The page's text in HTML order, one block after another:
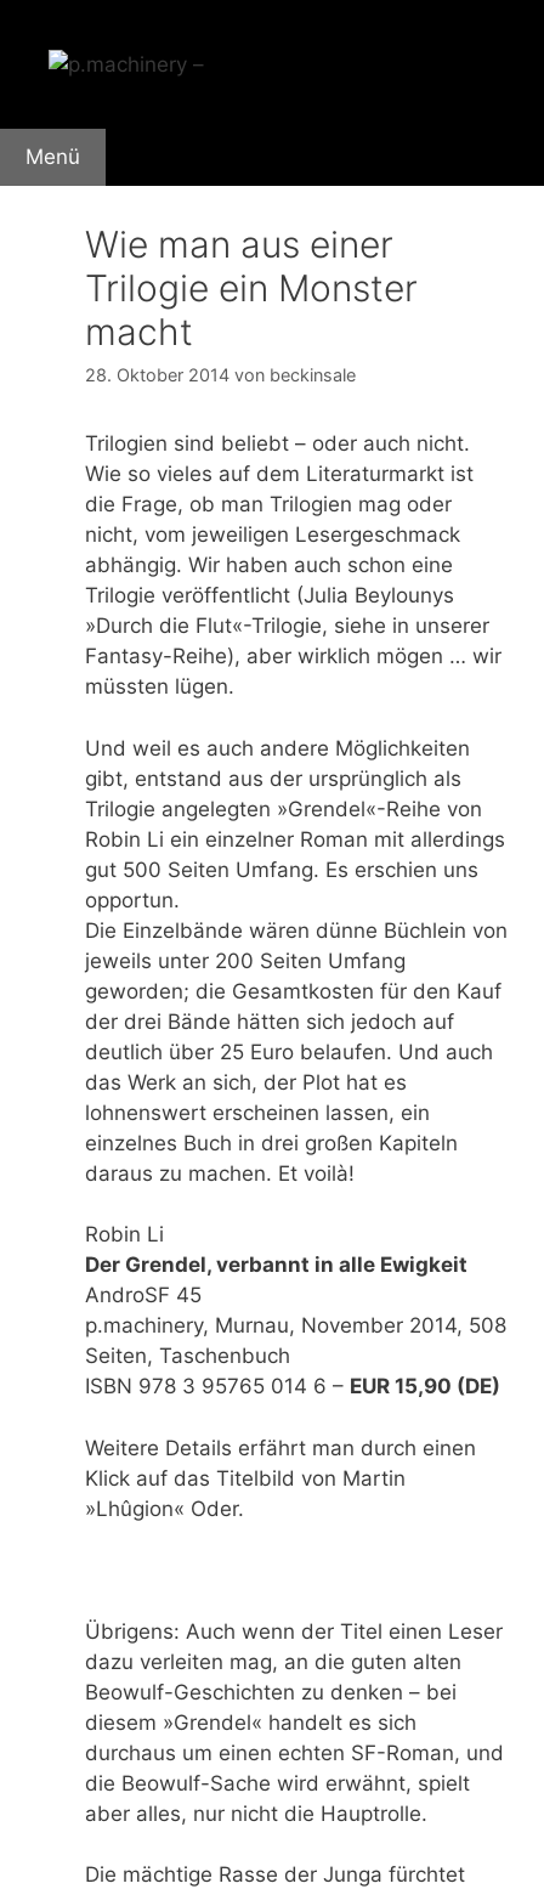
Inhalt
springen
Menü
Wie man aus einer
Trilogie ein Monster
macht
28. Oktober 2014 von beckinsale
Trilogien sind beliebt – oder auch nicht.
Wie so vieles auf dem Literaturmarkt ist
die Frage, ob man Trilogien mag oder
nicht, vom jeweiligen Lesergeschmack
abhängig. Wir haben auch schon eine
Trilogie veröffentlicht (Julia Beylounys
»Durch die Flut«-Trilogie, siehe in unserer
Fantasy-Reihe), aber wirklich mögen … wir
müssten lügen.
Und weil es auch andere Möglichkeiten
gibt, entstand aus der ursprünglich als
Trilogie angelegten »Grendel«-Reihe von
Robin Li ein einzelner Roman mit allerdings
gut 500 Seiten Umfang. Es erschien uns
opportun.
Die Einzelbände wären dünne Büchlein von
jeweils unter 200 Seiten Umfang
geworden; die Gesamtkosten für den Kauf
der drei Bände hätten sich jedoch auf
deutlich über 25 Euro belaufen. Und auch
das Werk an sich, der Plot hat es
lohnenswert erscheinen lassen, ein
einzelnes Buch in drei großen Kapiteln
daraus zu machen. Et voilà!
Robin Li
Der Grendel, verbannt in alle Ewigkeit
AndroSF 45
p.machinery, Murnau, November 2014, 508
Seiten, Taschenbuch
ISBN 978 3 95765 014 6 – EUR 15,90 (DE)
Weitere Details erfährt man durch einen
Klick auf das Titelbild von Martin
»Lhûgion« Oder.
Übrigens: Auch wenn der Titel einen Leser
dazu verleiten mag, an die guten alten
Beowulf-Geschichten zu denken – bei
diesem »Grendel« handelt es sich
durchaus um einen echten SF-Roman, und
die Beowulf-Sache wird erwähnt, spielt
aber alles, nur nicht die Hauptrolle.
Die mächtige Rasse der Junga fürchtet